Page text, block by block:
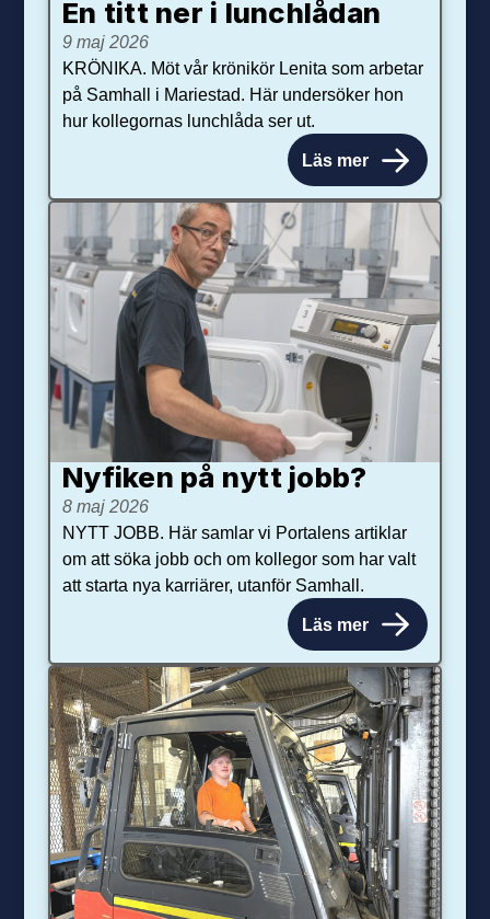
En titt ner i lunchlådan
9 maj 2026
KRÖNIKA. Möt vår krönikör Lenita som arbetar
på Samhall i Mariestad. Här undersöker hon
hur kollegornas lunchlåda ser ut.
Läs mer
Nyfiken på nytt jobb?
8 maj 2026
NYTT JOBB. Här samlar vi Portalens artiklar
om att söka jobb och om kollegor som har valt
att starta nya karriärer, utanför Samhall.
Läs mer